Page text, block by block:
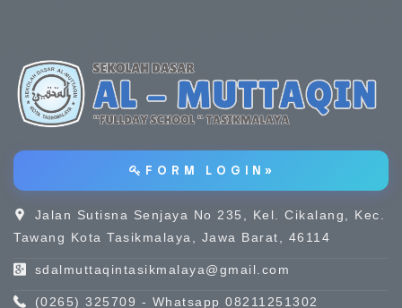
F O R M L O G I N »
Jalan Sutisna Senjaya No 235, Kel. Cikalang, Kec.
Tawang Kota Tasikmalaya, Jawa Barat, 46114
sdalmuttaqintasikmalaya@gmail.com
(0265) 325709 - Whatsapp 08211251302